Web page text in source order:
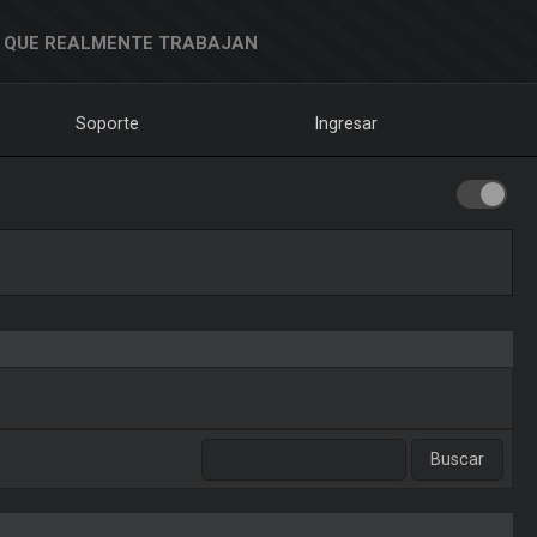
REALMENTE TRABAJAN
Soporte Ingresar